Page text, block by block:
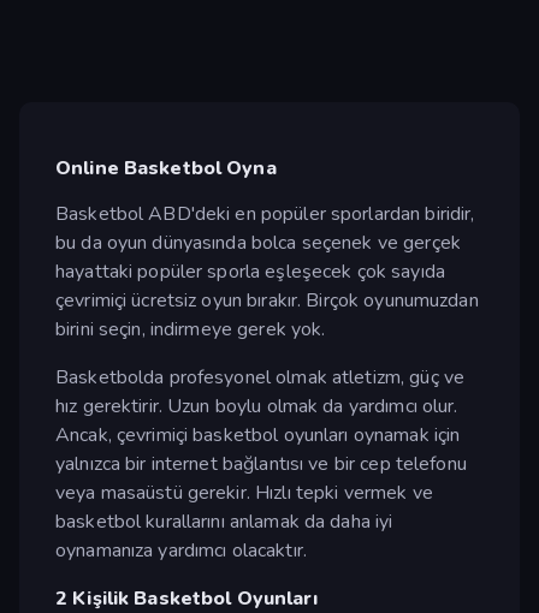
Online Basketbol Oyna
Basketbol ABD'deki en popüler sporlardan biridir,
bu da oyun dünyasında bolca seçenek ve gerçek
hayattaki popüler sporla eşleşecek çok sayıda
çevrimiçi ücretsiz oyun bırakır. Birçok oyunumuzdan
birini seçin, indirmeye gerek yok.
Basketbolda profesyonel olmak atletizm, güç ve
hız gerektirir. Uzun boylu olmak da yardımcı olur.
Ancak, çevrimiçi basketbol oyunları oynamak için
yalnızca bir internet bağlantısı ve bir cep telefonu
veya masaüstü gerekir. Hızlı tepki vermek ve
basketbol kurallarını anlamak da daha iyi
oynamanıza yardımcı olacaktır.
2 Kişilik Basketbol Oyunları